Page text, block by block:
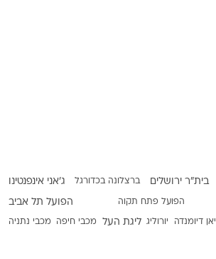
בית"ר ירושלים ברצלונה בכדורגל ג'אני אינפנטינו
הפועל פתח תקוה הפועל תל אביב
יאן דיומנדה יורוליג ליגת העל מכבי חיפה מכבי נתניה